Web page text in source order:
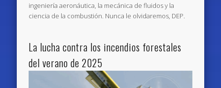
ingeniería aeronáutica, la mecánica de fluidos y la
ciencia de la combustión. Nunca le olvidaremos, DEP.
La lucha contra los incendios forestales
del verano de 2025